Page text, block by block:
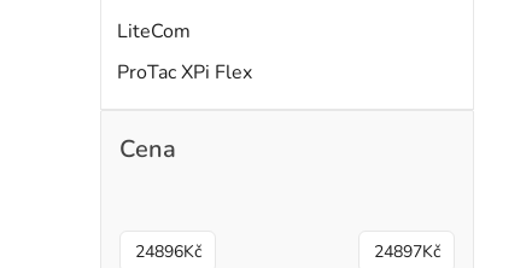
LiteCom
ProTac XPi Flex
Cena
24896Kč 24897Kč